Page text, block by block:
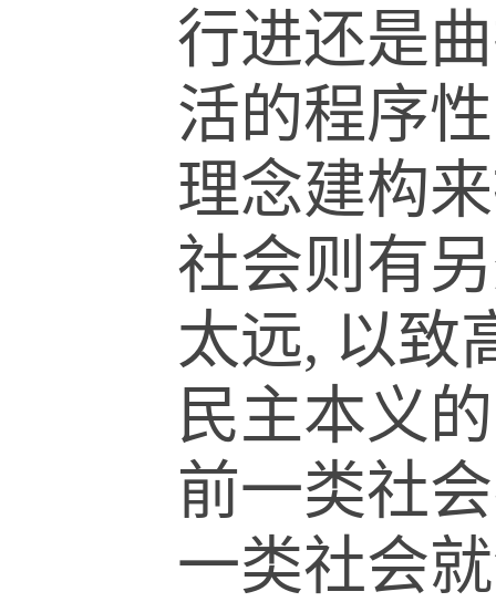
行进还是
活的程序
理念建构
社会则有
太远, 以致
民主本义
前一类社
一类社会